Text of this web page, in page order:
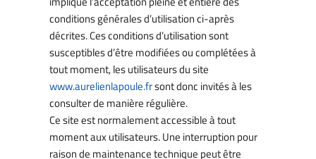
conditions générales d’utilisation ci-après
décrites. Ces conditions d’utilisation sont
susceptibles d’être modifiées ou complétées à
tout moment, les utilisateurs du site
www.aurelienlapoule.frsont donc invités à les
consulter de manière régulière.
Ce site est normalement accessible à tout
moment aux utilisateurs. Une interruption pour
raison de maintenance technique peut être